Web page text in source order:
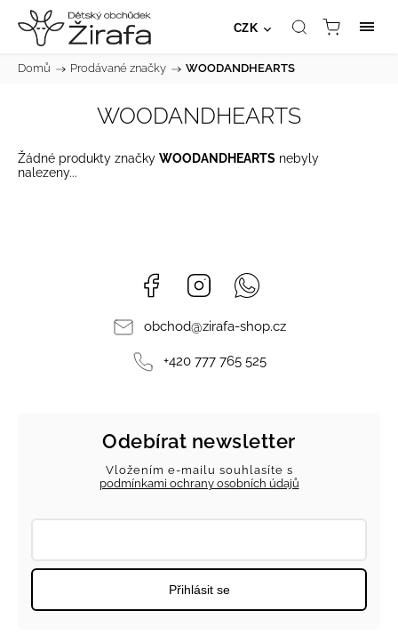
CZK
Domů / Prodávané značky / WOODANDHEARTS
WOODANDHEARTS
Žádné produkty značky WOODANDHEARTS nebyly
nalezeny...
Facebook Instagram
obchod@zirafa-shop.cz
+420 777 765 525
Odebírat newsletter
Vložením e-mailu souhlasíte s
podmínkami ochrany osobních údajů
Přihlásit se